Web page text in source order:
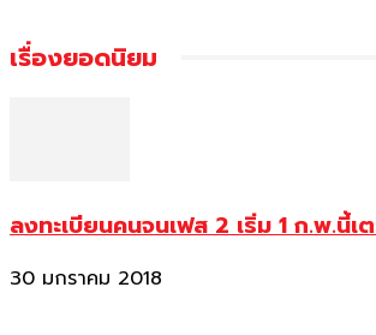
เรื่องยอดนิยม
ลงทะเบียนคนจนเฟส 2 เริ่ม 1 ก.พ.นี้เ
30 มกราคม 2018